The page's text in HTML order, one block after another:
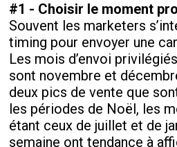
#1 - Choisir le moment
Souvent les marketers
timing pour envoyer une
Les mois d’envoi
sont novembre et
deux pics de vente que
les périodes de Noël, les
étant ceux de juillet et de
semaine ont tendance à